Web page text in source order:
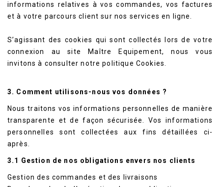
informations relatives à vos commandes, vos factures
et à votre parcours client sur nos services en ligne.
S’agissant des cookies qui sont collectés lors de votre
connexion au site Maître Equipement, nous vous
invitons à consulter notre politique Cookies.
3. Comment utilisons-nous vos données ?
Nous traitons vos informations personnelles de manière
transparente et de façon sécurisée. Vos informations
personnelles sont collectées aux fins détaillées ci-
après.
3.1 Gestion de nos obligations envers nos clients
Gestion des commandes et des livraisons